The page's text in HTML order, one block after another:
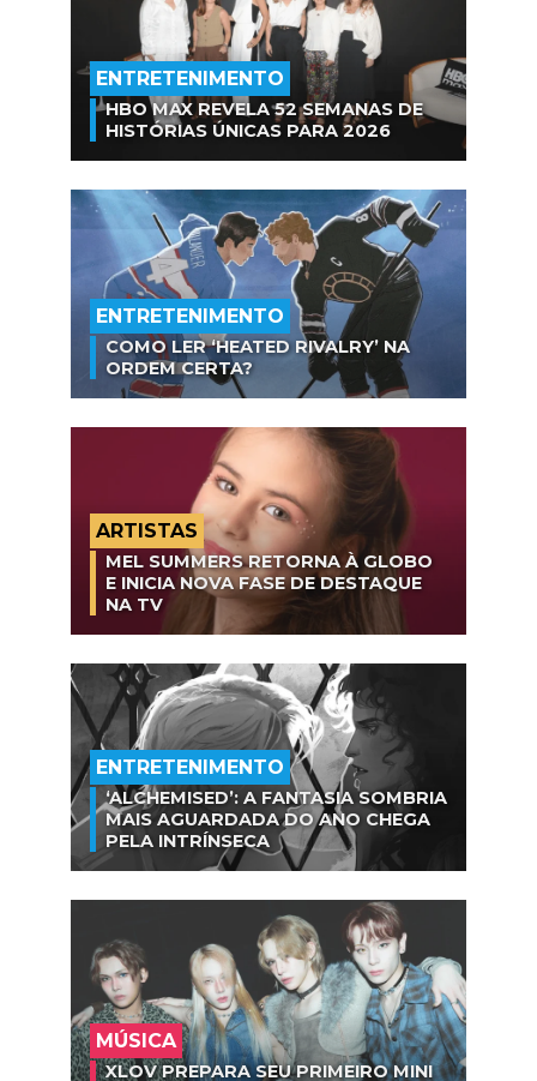
ENTRETENIMENTO
HBO MAX REVELA 52 SEMANAS DE
HISTÓRIAS ÚNICAS PARA 2026
ENTRETENIMENTO
COMO LER ‘HEATED RIVALRY’ NA
ORDEM CERTA?
ARTISTAS
MEL SUMMERS RETORNA À GLOBO
E INICIA NOVA FASE DE DESTAQUE
NA TV
ENTRETENIMENTO
‘ALCHEMISED’: A FANTASIA SOMBRIA
MAIS AGUARDADA DO ANO CHEGA
PELA INTRÍNSECA
MÚSICA
XLOV PREPARA SEU PRIMEIRO MINI